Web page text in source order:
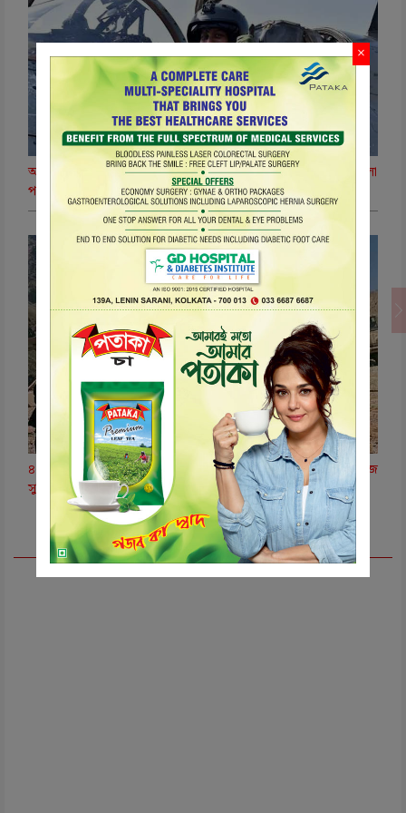
আকাশযুদ্ধে নতুন দিগন্ত ! ভারতীয় বায়ুসেনার ‘টপ গান’ স্কুলে প্রথম মহিলা
পাইলট স্কোয়াড্রন লিডার ভাবনা কান্ত
‌৪০ বছর পর বোফর্স মামলার সমাপ্তি, হিন্দুজাদের বিরুদ্ধে আবেদন খারিজ
সুপ্রিম কোর্টে
Advertisement
×